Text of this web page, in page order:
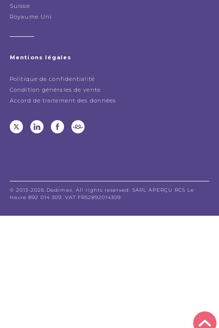
Suisse
Royaume Uni
Mentions légales
Politique de confidentialité
Condition générales de vente
Accord de traitement des données
© 2013-2026 Dedimax. All rights reserved. SARL APERÇU RCS Le
Havre 892 014 309. VAT FR52892014309.